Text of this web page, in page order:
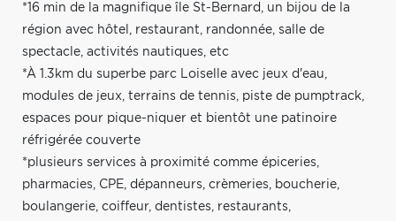
*16 min de la magnifique île St-Bernard, un bijou de la
région avec hôtel, restaurant, randonnée, salle de
spectacle, activités nautiques, etc
*À 1.3km du superbe parc Loiselle avec jeux d'eau,
modules de jeux, terrains de tennis, piste de pumptrack,
espaces pour pique-niquer et bientôt une patinoire
réfrigérée couverte
*plusieurs services à proximité comme épiceries,
pharmacies, CPE, dépanneurs, crèmeries, boucherie,
boulangerie, coiffeur, dentistes, restaurants,